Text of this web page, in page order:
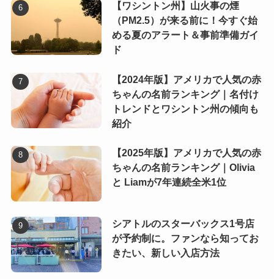
【ワシントン州】山火事の煙
（PM2.5）が来る前に！今すぐ始
める夏のアラート＆事前準備ガイ
ド
【2024年版】アメリカで人気の赤
ちゃんの名前ランキング｜名付け
トレンドとワシントン州の傾向も
紹介
【2025年版】アメリカで人気の赤
ちゃんの名前ランキング｜Olivia
と Liamが7年連続全米1位
シアトルのスターバックス1号店
が予約制に。ファンなら知ってお
きたい、新しい入店方法